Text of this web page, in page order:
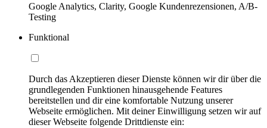
Google Analytics, Clarity, Google Kundenrezensionen, A/B-
Testing
Funktional
Durch das Akzeptieren dieser Dienste können wir dir über die
grundlegenden Funktionen hinausgehende Features
bereitstellen und dir eine komfortable Nutzung unserer
Webseite ermöglichen. Mit deiner Einwilligung setzen wir auf
dieser Webseite folgende Drittdienste ein: